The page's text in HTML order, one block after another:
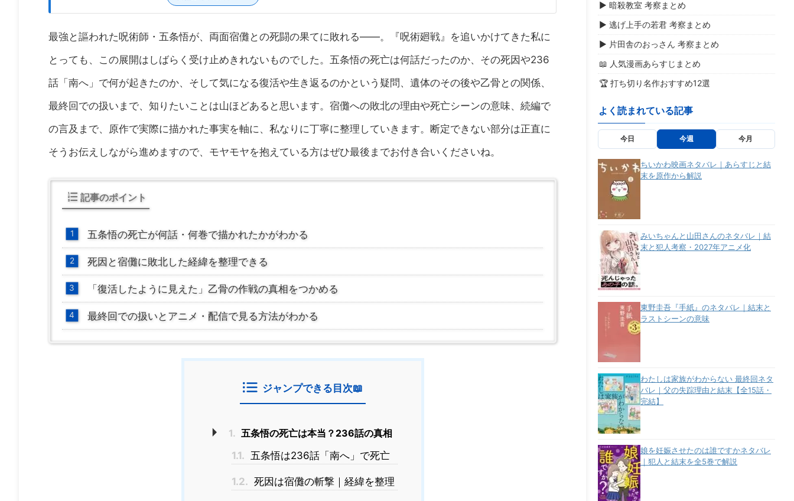
最強と謳われた呪術師・五条悟が、両面宿儺との死闘の果てに敗れる——。『呪術廻戦』を追いかけてきた私に
とっても、この展開はしばらく受け止めきれないものでした。五条悟の死亡は何話だったのか、その死因や236
話「南へ」で何が起きたのか、そして気になる復活や生き返るのかという疑問、遺体のその後や乙骨との関係、
最終回での扱いまで、知りたいことは山ほどあると思います。宿儺への敗北の理由や死亡シーンの意味、続編で
の言及まで、原作で実際に描かれた事実を軸に、私なりに丁寧に整理していきます。断定できない部分は正直に
そうお伝えしながら進めますので、モヤモヤを抱えている方はぜひ最後までお付き合いくださいね。
記事のポイント
五条悟の死亡が何話・何巻で描かれたかがわかる
死因と宿儺に敗北した経緯を整理できる
「復活したように見えた」乙骨の作戦の真相をつかめる
最終回での扱いとアニメ・配信で見る方法がわかる
ジャンプできる目次📖
1. 五条悟の死亡は本当？236話の真相
1.1. 五条悟は236話「南へ」で死亡
1.2. 死因は宿儺の斬撃｜経緯を整理
▶ 暗殺教室 考察まとめ
▶ 逃げ上手の若君 考察まとめ
▶ 片田舎のおっさん 考察まとめ
📖 人気漫画あらすじまとめ
🏆 打ち切り名作おすすめ12選
よく読まれている記事
今日 今週 今月
ちいかわ映画ネタバレ｜あらすじと結
末を原作から解説
みいちゃんと山田さんのネタバレ｜結
末と犯人考察・2027年アニメ化
東野圭吾『手紙』のネタバレ｜結末と
ラストシーンの意味
わたしは家族がわからない 最終回ネタ
バレ｜父の失踪理由と結末【全15話・
完結】
娘を妊娠させたのは誰ですかネタバレ
｜犯人と結末を全5巻で解説